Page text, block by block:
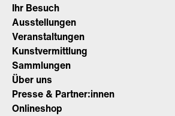
Ihr Besuch
Ausstellungen
Veranstaltungen
Kunstvermittlung
Sammlungen
Über uns
Presse & Partner:innen
Onlineshop